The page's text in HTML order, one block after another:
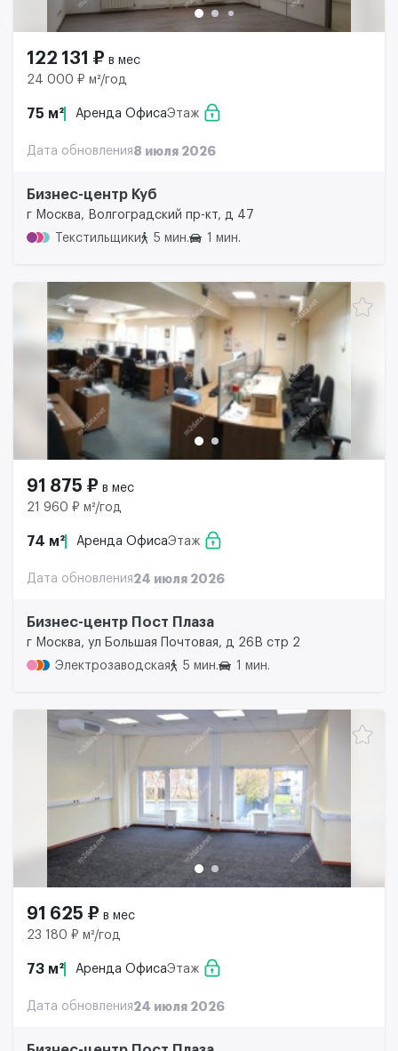
122 131 ₽ в мес
24 000 ₽ м²/год
75 м² Аренда ОфисаЭтаж
Дата обновления8 июля 2026
Бизнес-центр Куб
г Москва, Волгоградский пр-кт, д 47
Текстильщики
5 мин. 1 мин.
91 875 ₽ в мес
21 960 ₽ м²/год
74 м² Аренда ОфисаЭтаж
Дата обновления24 июля 2026
Бизнес-центр Пост Плаза
г Москва, ул Большая Почтовая, д 26В стр 2
Электрозаводская
5 мин. 1 мин.
91 625 ₽ в мес
23 180 ₽ м²/год
73 м² Аренда ОфисаЭтаж
Дата обновления24 июля 2026